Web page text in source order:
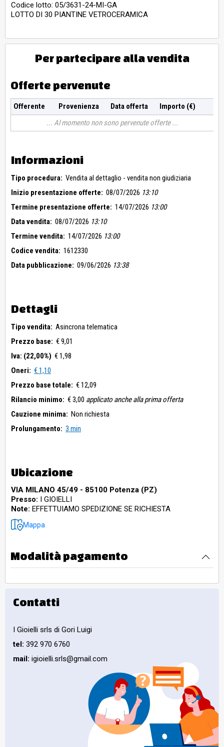
Codice lotto: 05/3631-24-MI-GA
LOTTO DI 30 PIANTINE VETROCERAMICA
Per partecipare alla vendita
Offerte pervenute
Offerente Provenienza Data offerta
Importo (€)
Al momento non sono pervenute offerte
Informazioni
Tipo procedura: Vendita al dettaglio - vendita non giudiziaria
Inizio presentazione offerte: 08/07/2026 13:10
Termine presentazione offerte: 14/07/2026 13:00
Data vendita: 08/07/2026 13:10
Termine vendita: 14/07/2026 13:00
Codice vendita: 1612330
Data pubblicazione: 09/06/2026 13:38
Dettagli
Tipo vendita: Asincrona telematica
Prezzo base: € 9,01
Iva: (22,00%) € 1,98
Oneri: € 1,10
Prezzo base totale: € 12,09
Rilancio minimo: € 3,00 applicato anche alla prima offerta
Cauzione minima: Non richiesta
Prolungamento: 3 min
Ubicazione
VIA MILANO 45/49 - 85100 Potenza (PZ)
Presso: I GIOIELLI
Note: EFFETTUIAMO SPEDIZIONE SE RICHIESTA
Mappa
Modalità pagamento
Contatti
I Gioielli srls di Gori Luigi
tel: 392 970 6760
mail: igioielli.srls@gmail.com